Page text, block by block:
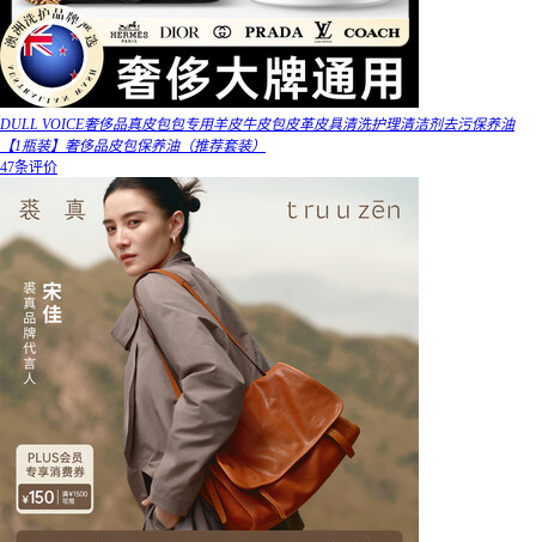
DULL VOICE奢侈品真皮包包专用羊皮牛皮包皮革皮具清洗护理清洁剂去污保养油
【1瓶装】奢侈品皮包保养油（推荐套装）
47条评价